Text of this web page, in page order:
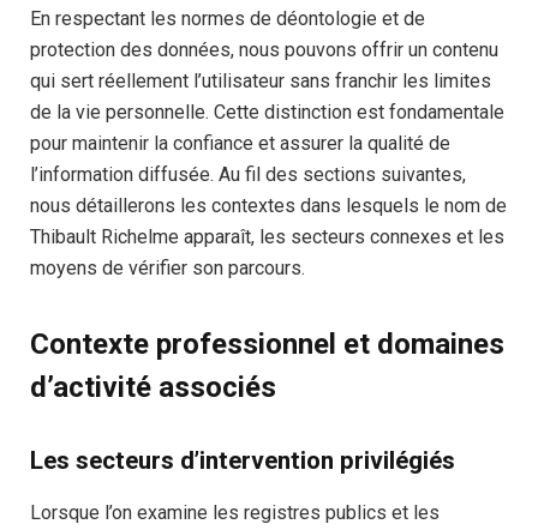
En respectant les normes de déontologie et de
protection des données, nous pouvons offrir un contenu
qui sert réellement l’utilisateur sans franchir les limites
de la vie personnelle. Cette distinction est fondamentale
pour maintenir la confiance et assurer la qualité de
l’information diffusée. Au fil des sections suivantes,
nous détaillerons les contextes dans lesquels le nom de
Thibault Richelme apparaît, les secteurs connexes et les
moyens de vérifier son parcours.
Contexte professionnel et domaines
d’activité associés
Les secteurs d’intervention privilégiés
Lorsque l’on examine les registres publics et les